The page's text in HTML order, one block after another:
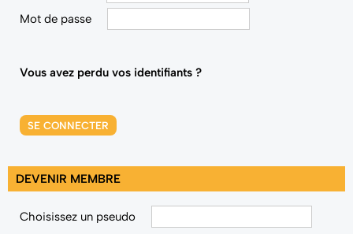
Mot de passe
Vous avez perdu vos identifiants ?
SE CONNECTER
DEVENIR MEMBRE
Choisissez un pseudo